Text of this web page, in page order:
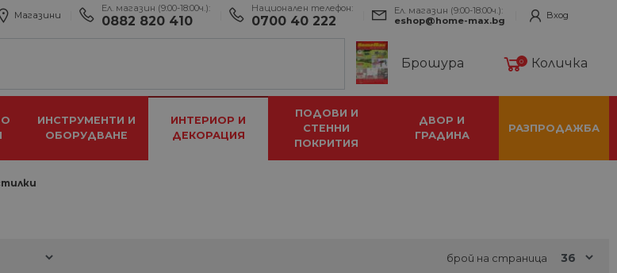
Магазини
Ел. магазин (9:00-18:00ч.):
0882 820 410
Национален телефон:
0700 40 222
Ел. магазин (9:00-18:00ч.):
eshop@home-max.bg
Вход
Брошура 0 Количка
ИНСТРУМЕНТИ И
ОБОРУДВАНЕ
ИНТЕРИОР И
ДЕКОРАЦИЯ
ПОДОВИ И
СТЕННИ
ПОКРИТИЯ
ДВОР И
ГРАДИНА
РАЗПРОДАЖБА
брой на страница